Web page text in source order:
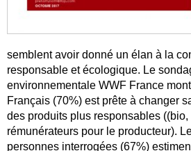
semblent avoir donné un élan à la
responsable et écologique. Le
environnementale WWF France
Français (70%) est prête à changer
des produits plus responsables
rémunérateurs pour le producteur).
personnes interrogées (67%)